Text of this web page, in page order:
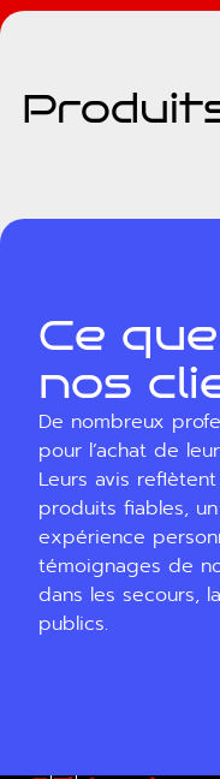
Ce
nos
De nombreux
pour l’achat de
Leurs avis
produits fiables,
expérience
témoignages de
dans les secours,
publics.